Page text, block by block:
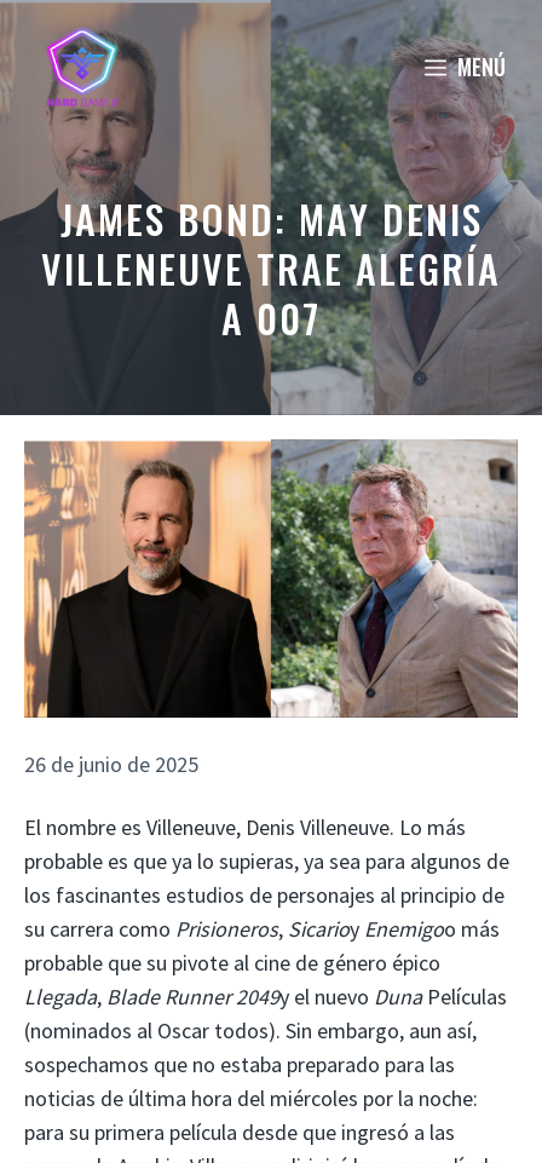
Saltar
contenido
MENÚ
JAMES BOND: MAY DENIS
VILLENEUVE TRAE ALEGRÍA
A 007
26 de junio de 2025
El nombre es Villeneuve, Denis Villeneuve. Lo más
probable es que ya lo supieras, ya sea para algunos de
los fascinantes estudios de personajes al principio de
su carrera como Prisioneros, Sicarioy Enemigoo más
probable que su pivote al cine de género épico
Llegada, Blade Runner 2049y el nuevo Duna Películas
(nominados al Oscar todos). Sin embargo, aun así,
sospechamos que no estaba preparado para las
noticias de última hora del miércoles por la noche:
para su primera película desde que ingresó a las